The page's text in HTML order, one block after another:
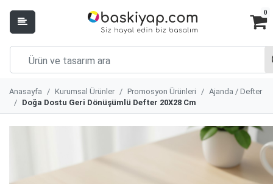
0
Anasayfa Kurumsal Ürünler Promosyon Ürünleri
Ajanda / Defter
Doğa Dostu Geri Dönüşümlü Defter 20X28 Cm